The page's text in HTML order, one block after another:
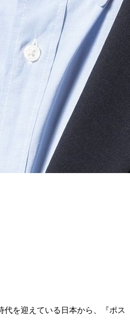
を迎えている日本から、『ポス